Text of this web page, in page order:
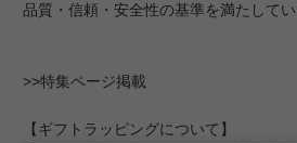
品質・信頼・安全性の基準を満たしてい
>>特集ページ掲載
【ギフトラッピングについて】